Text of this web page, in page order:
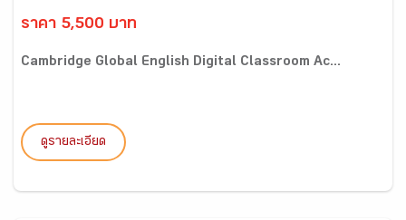
ราคา 5,500 บาท
Cambridge Global English Digital Classroom Ac...
ดูรายละเอียด